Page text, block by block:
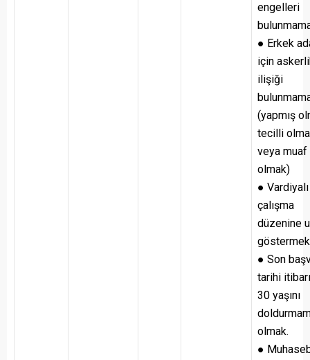
engelleri
● Erkek
için
ilişiği
(yapmış
tecilli
veya muaf
olmak)
● Vardiyalı
çalışma
düzenine
● Son
tarihi
30 yaşını
olmak.
●